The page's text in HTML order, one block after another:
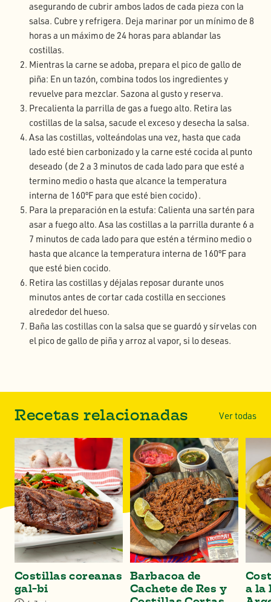
asegurando de cubrir ambos lados de cada pieza con la
salsa. Cubre y refrigera. Deja marinar por un mínimo de 8
horas a un máximo de 24 horas para ablandar las
costillas.
Mientras la carne se adoba, prepara el pico de gallo de
piña: En un tazón, combina todos los ingredientes y
revuelve para mezclar. Sazona al gusto y reserva.
Precalienta la parrilla de gas a fuego alto. Retira las
costillas de la salsa, sacude el exceso y desecha la salsa.
Asa las costillas, volteándolas una vez, hasta que cada
lado esté bien carbonizado y la carne esté cocida al punto
deseado (de 2 a 3 minutos de cada lado para que esté a
termino medio o hasta que alcance la temperatura
interna de 160ºF para que esté bien cocido).
Para la preparación en la estufa: Calienta una sartén para
asar a fuego alto. Asa las costillas a la parrilla durante 6 a
7 minutos de cada lado para que estén a término medio o
hasta que alcance la temperatura interna de 160ºF para
que esté bien cocido.
Retira las costillas y déjalas reposar durante unos
minutos antes de cortar cada costilla en secciones
alrededor del hueso.
Baña las costillas con la salsa que se guardó y sírvelas con
el pico de gallo de piña y arroz al vapor, si lo deseas.
Recetas relacionadas Ver todas
Costillas coreanas
gal-bi
Barbacoa de
Cachete de Res y
a la